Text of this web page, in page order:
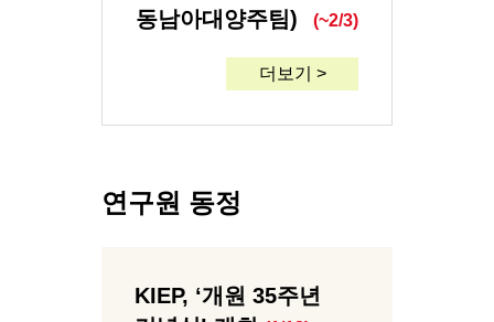
동남아대양주팀)
(~2/3)
더보기 >
연구원 동정
KIEP, ‘개원 35주년